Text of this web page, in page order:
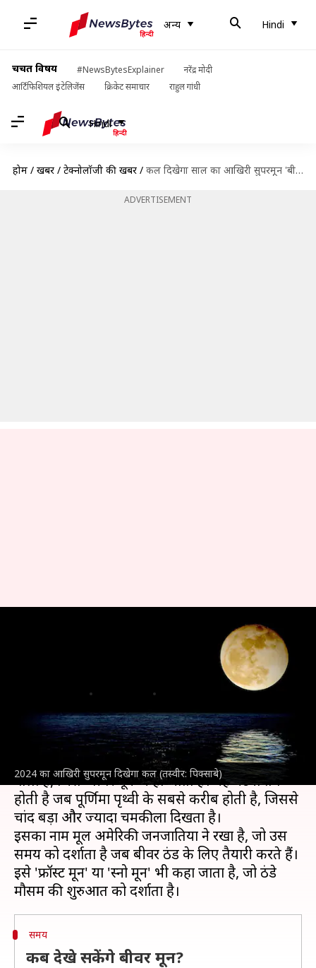
अन्य Hindi
चर्चित विषय #NewsBytesExplainer
नरेंद्र मोदी
आर्टिफिशियल इंटेलिजेंस
क्रिकेट समाचार राहुल गांधी
Hindi
होम / खबरें / टेक्नोलॉजी की खबरें / कल दिखेगा साल का आखिरी सुपरमून 'बीवर मून', जानें कब और कैसे देखें
ADVERTISEMENT
2024 का आखिरी सुपरमून दिखेगा कल (तस्वीर: पिक्साबे)
कल दिखेगा साल का आखिरी
सुपरमून 'बीवर मून', जानें कब और
क्या है खबर?
इस सप्ताहांत 2024 का आखिरी सुपरमूनरात में चमकने
वाला है, जिसे 'बीवर मून' कहा जाता है। यह घटना तब
होती है जब पूर्णिमा पृथ्वी के सबसे करीब होती है, जिससे
चांद बड़ा और ज्यादा चमकीला दिखता है।
इसका नाम मूल अमेरिकी जनजातियों ने रखा है, जो उस
समय को दर्शाता है जब बीवर ठंड के लिए तैयारी करते हैं।
इसे 'फ्रॉस्ट मून' या 'स्नो मून' भी कहा जाता है, जो ठंडे
समय
कब देखे सकेंगे बीवर मून?